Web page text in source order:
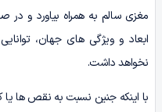
مغزی سالم به همراه بیاورد و در
ابعاد و ویژگی ­های جهان،
نخواهد داشت.
با اینکه جنین نسبت به نقص ­ها